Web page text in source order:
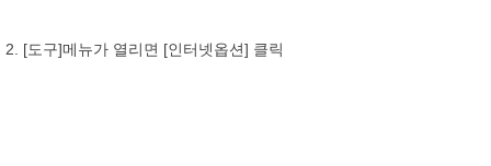
2. [도구]메뉴가 열리면 [인터넷옵션] 클릭